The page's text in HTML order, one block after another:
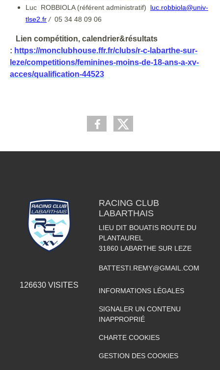
Luc ROBBIOLA (référent administratif) luc.robbiola@univ-
tlse2.fr / 05 34 48 09 06
Lien compétition, calendrier&résultats
: https://monclubhouse.ffr.fr/clubs/r-c-labarthe-sur-
leze/competitions/feminines-moins-de-18-ans-a-xv-
acces/qualification-44523
126630 VISITES
RACING CLUB
LABARTHAIS
LIEU DIT BOUATIS ROUTE DU
PLANTAUREL
31860 LABARTHE SUR LEZE
BATTESTI.REMY@GMAIL.COM
INFORMATIONS LÉGALES
SIGNALER UN CONTENU
INAPPROPRIÉ
CHARTE COOKIES
GESTION DES COOKIES